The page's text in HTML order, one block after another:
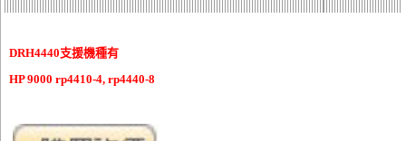
DRH4440支援機種有
HP 9000 rp4410-4, rp4440-8